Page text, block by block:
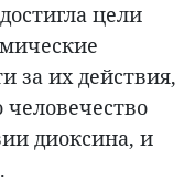
цели
за их действия,
человечество
диоксина, и